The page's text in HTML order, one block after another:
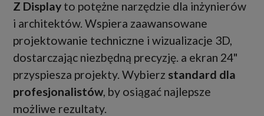
Z Display to potężne narzędzie dla inżynierów
i architektów. Wspiera zaawansowane
projektowanie techniczne i wizualizacje 3D,
dostarczając niezbędną precyzję. a ekran 24"
przyspiesza projekty. Wybierz standard dla
profesjonalistów, by osiągać najlepsze
możliwe rezultaty.